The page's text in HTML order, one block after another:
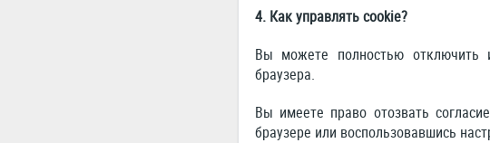
4. Как управлять cookie?
Вы можете полностью отключить
браузера.
Вы имеете право отозвать
браузере или воспользовавшись